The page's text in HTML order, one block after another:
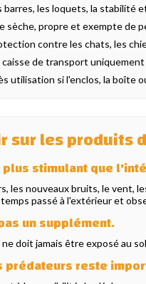
barres, les loquets, la
sèche, propre et exempte de
contre les chats, les
de transport
utilisation si l'enclos, la boîte
sur les produits
stimulant que
les nouveaux bruits, le vent,
passé à l'extérieur et
un supplément.
doit jamais être exposé au
prédateurs reste